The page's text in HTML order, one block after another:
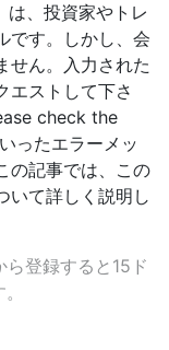
、投資家やトレ
です。しかし、会
せん。入力された
エストして下さ
check the
ったエラーメッ
の記事では、この
いて詳しく説明し
ら登録すると15ド